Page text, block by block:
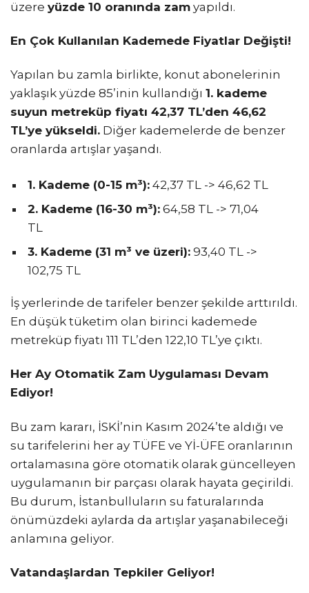
üzere yüzde 10 oranında zam yapıldı.
En Çok Kullanılan Kademede Fiyatlar Değişti!
Yapılan bu zamla birlikte, konut abonelerinin
yaklaşık yüzde 85’inin kullandığı 1. kademe
suyun metreküp fiyatı 42,37 TL’den 46,62
TL’ye yükseldi. Diğer kademelerde de benzer
oranlarda artışlar yaşandı.
1. Kademe (0-15 m³): 42,37 TL -> 46,62 TL
2. Kademe (16-30 m³): 64,58 TL -> 71,04
TL
3. Kademe (31 m³ ve üzeri): 93,40 TL ->
102,75 TL
İş yerlerinde de tarifeler benzer şekilde arttırıldı.
En düşük tüketim olan birinci kademede
metreküp fiyatı 111 TL’den 122,10 TL’ye çıktı.
Her Ay Otomatik Zam Uygulaması Devam
Ediyor!
Bu zam kararı, İSKİ’nin Kasım 2024’te aldığı ve
su tarifelerini her ay TÜFE ve Yİ-ÜFE oranlarının
ortalamasına göre otomatik olarak güncelleyen
uygulamanın bir parçası olarak hayata geçirildi.
Bu durum, İstanbulluların su faturalarında
önümüzdeki aylarda da artışlar yaşanabileceği
anlamına geliyor.
Vatandaşlardan Tepkiler Geliyor!